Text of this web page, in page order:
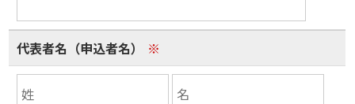
代表者名（申込者名） ※